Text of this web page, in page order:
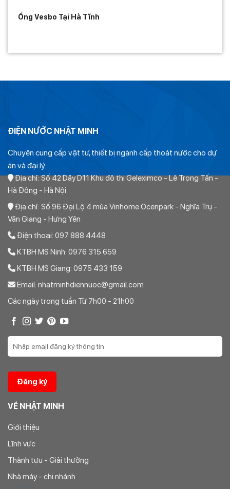
Ống Vesbo Tại Hà Tĩnh
ĐIỆN NƯỚC NHẬT MINH
Chuyên cung cấp vật tư, thiết bị ngành cấp thoát nước cho dự
án và đại lý.
Địa chỉ: Số 42 Dãy D11 Khu đô thị Geleximco - Lê Trọng Tấn -
Hà Đông - Hà Nội
Địa chỉ: Số 96 Đại Lộ 4 mùa Vinhome Ocenpark - Nghĩa Trụ -
Văn Giang - Hưng Yên
Điện thoại: 097 888 4448
KTBH MS Ninh: 0976 315 659
KTBH MS Giang: 0975 433 159
Email: nhatminhdiennuoc@gmail.com
Các ngày trong tuần Từ 7h00 - 21h00
VỀ NHẬT MINH
Giới thiệu
Lĩnh vực
Thành tựu - Giải thưởng
Nhà máy - chi nhánh